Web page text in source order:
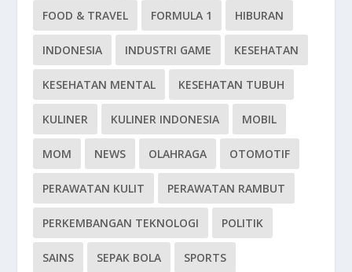
FOOD & TRAVEL FORMULA 1 HIBURAN
INDONESIA INDUSTRI GAME KESEHATAN
KESEHATAN MENTAL KESEHATAN TUBUH
KULINER KULINER INDONESIA MOBIL
MOM NEWS OLAHRAGA OTOMOTIF
PERAWATAN KULIT PERAWATAN RAMBUT
PERKEMBANGAN TEKNOLOGI POLITIK
SAINS SEPAK BOLA SPORTS